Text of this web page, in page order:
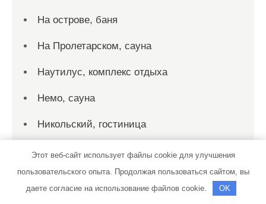
На острове, баня
На Пролетарском, сауна
Наутилус, комплекс отдыха
Немо, сауна
Никольский, гостиница
Новое Брянцево, комплекс отдыха
ОмскСкан, официальный дилер
DongFeng, Sitrak, Scania
Этот веб-сайт использует файлы cookie для улучшения
пользовательского опыта. Продолжая пользоваться сайтом, вы
даете согласие на использование файлов cookie.
OK